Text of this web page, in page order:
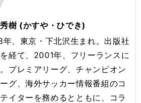
樹 (かすや・ひでき)
年、東京・下北沢生まれ。出版社
経て、2001年、フリーランスに
プレミアリーグ、チャンピオン
グ、海外サッカー情報番組のコ
イターを務めるとともに、コラ